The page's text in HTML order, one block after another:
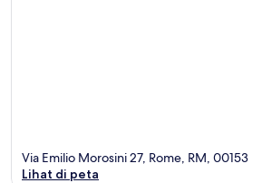
Via Emilio Morosini 27, Rome, RM, 00153
Lihat di peta